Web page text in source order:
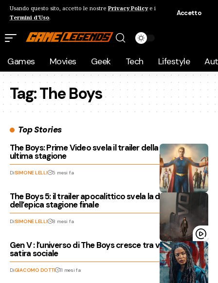
Usando questo sito, accetto le nostre Privacy Policye i
Termini d'Uso.
Accetto
Games Movies Geek Tech Lifestyle
Tag:The Boys
Top Stories
The Boys: Prime Video svela il trailer della quinta e
ultima stagione
DiSIMONE LELLI 5 mesi fa
The Boys 5: il trailer apocalittico svela la data d’uscita
dell’epica stagione finale
DiSIMONE LELLI 8 mesi fa
Gen V : l’universo di The Boys cresce tra violenza e
satira sociale
DiGIACOMO DOTTI 11 mesi fa